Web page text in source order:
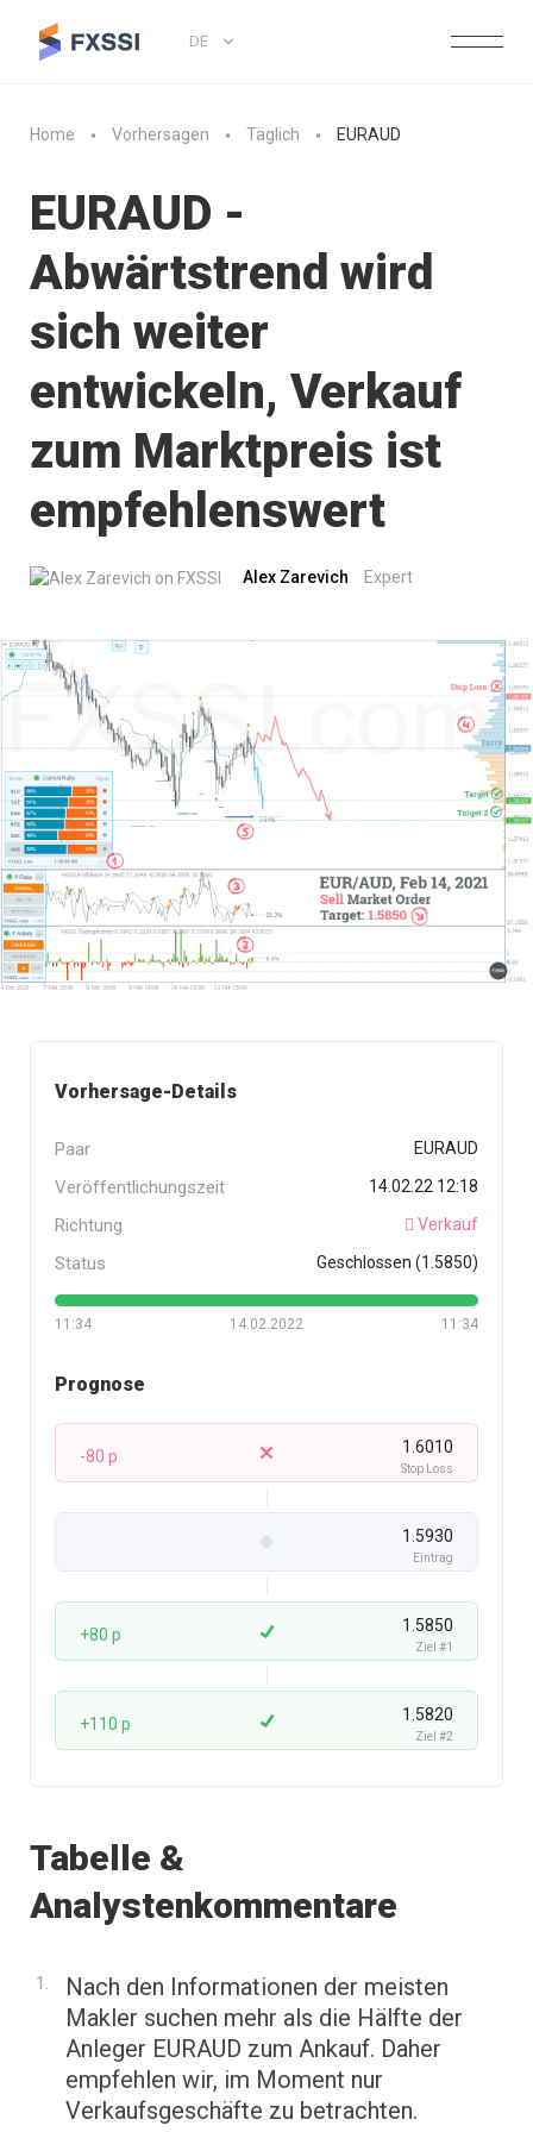
DE
Home Vorhersagen Täglich EURAUD
EURAUD -
Abwärtstrend wird
sich weiter
entwickeln, Verkauf
zum Marktpreis ist
empfehlenswert
Alex Zarevich Expert
Vorhersage-Details
Paar EURAUD
Veröffentlichungszeit 14.02.22 12:18
Richtung Verkauf
Status Geschlossen (1.5850)
11:34 11:34
14.02.2022
Prognose
-80 p 1.6010
Stop Loss
1.5930
Eintrag
+80 p 1.5850
Ziel #1
+110 p 1.5820
Ziel #2
Tabelle &
Analystenkommentare
Nach den Informationen der meisten
Makler suchen mehr als die Hälfte der
Anleger EURAUD zum Ankauf. Daher
empfehlen wir, im Moment nur
Verkaufsgeschäfte zu betrachten.